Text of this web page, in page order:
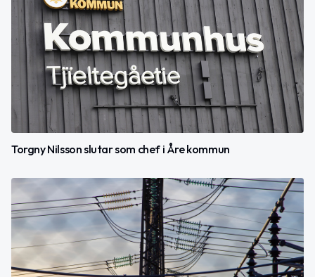
Torgny Nilsson slutar som chef i Åre kommun